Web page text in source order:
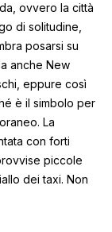
ovvero la città
di solitudine,
posarsi su
anche New
eppure così
è il simbolo per
La
con forti
piccole
dei taxi. Non